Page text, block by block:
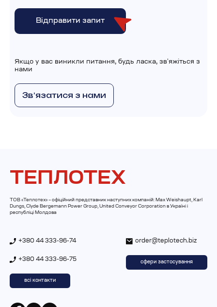
Якщо у вас виникли питання, будь ласка, звʼяжіться з
нами
Звʼязатися з нами
ТЕПЛОТЕХ
ТОВ «Теплотех» – офіційний представник наступних компаній: Max Weishaupt, Karl
Dungs, Clyde Bergemann Power Group, United Conveyor Corporation в Україні і
республіці Молдова
+380 44 333-96-74
+380 44 333-96-75
всі контакти
order@teplotech.biz
сфери застосування